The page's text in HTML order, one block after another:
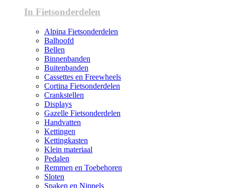
In Fietsonderdelen
Alpina Fietsonderdelen
Balhoofd
Bellen
Binnenbanden
Buitenbanden
Cassettes en Freewheels
Cortina Fietsonderdelen
Crankstellen
Displays
Gazelle Fietsonderdelen
Handvatten
Kettingen
Kettingkasten
Klein materiaal
Pedalen
Remmen en Toebehoren
Sloten
Spaken en Nippels